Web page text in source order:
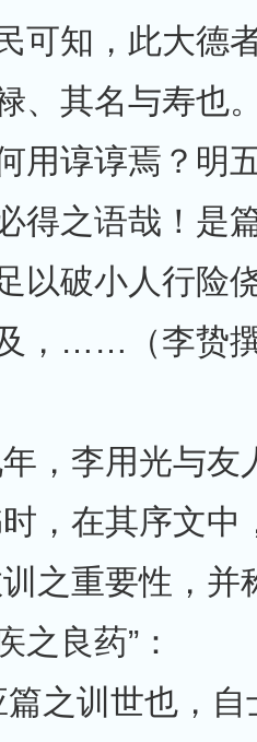
可知，此大德
、其名与寿也
用谆谆焉？明
得之语哉！是
以破小人行险
，……（李贽
李用光与友
，在其序文中
之重要性，并
之良药”：
之训世也，自